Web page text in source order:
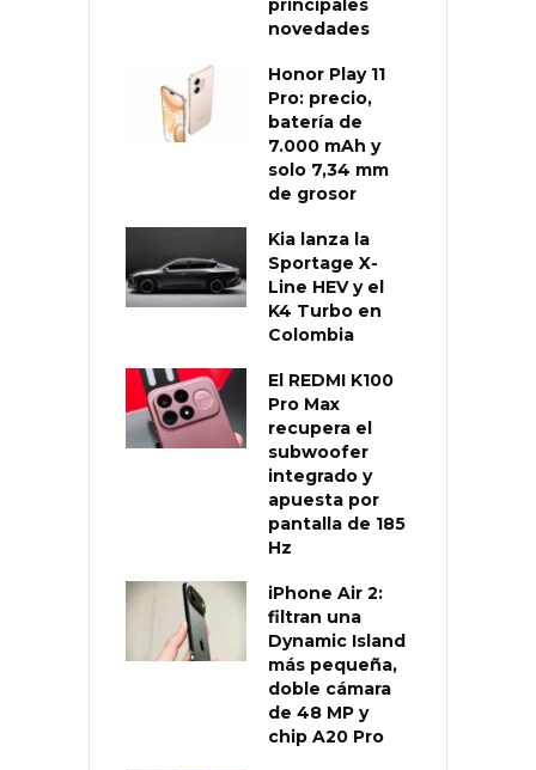
principales
novedades
Honor Play 11
Pro: precio,
batería de
7.000 mAh y
solo 7,34 mm
de grosor
Kia lanza la
Sportage X-
Line HEV y el
K4 Turbo en
Colombia
El REDMI K100
Pro Max
recupera el
subwoofer
integrado y
apuesta por
pantalla de 185
Hz
iPhone Air 2:
filtran una
Dynamic Island
más pequeña,
doble cámara
de 48 MP y
chip A20 Pro